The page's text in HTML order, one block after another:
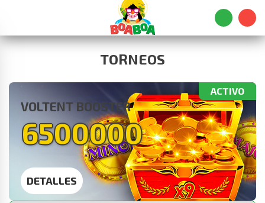
TORNEOS
ACTIVO
VOLTENT BOOSTER
6500000
DETALLES